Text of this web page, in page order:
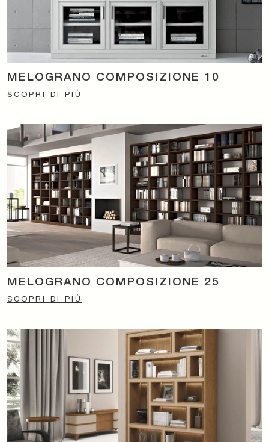
MELOGRANO COMPOSIZIONE 10
SCOPRI DI PIÙ
MELOGRANO COMPOSIZIONE 25
SCOPRI DI PIÙ